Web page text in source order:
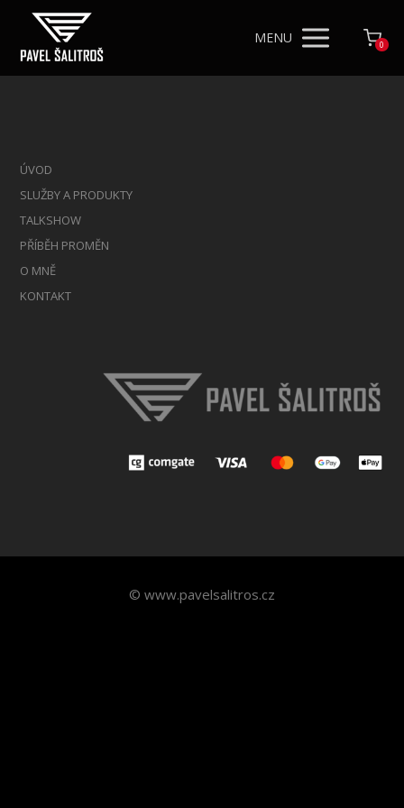
MENU 0
ÚVOD
SLUŽBY A PRODUKTY
TALKSHOW
PŘÍBĚH PROMĚN
O MNĚ
KONTAKT
© www.pavelsalitros.cz